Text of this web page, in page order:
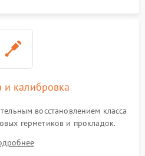
и калибровка
восстановлением класса
герметиков и прокладок.
матрицы по эталонному
точного измерения температур.